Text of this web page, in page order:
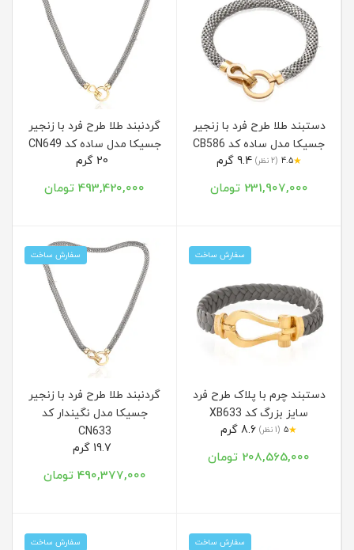
دستبند طلا طرح فرد با زنجیر
جسیکا مدل ساده کد CB586
★
4.5 (2 نظر) 9.4 گرم
231,907,000 تومان
گردنبند طلا طرح فرد با زنجیر
جسیکا مدل ساده کد CN649
493,420,000 تومان
سفارش ساخت
دستبند چرم با پلاک طرح فرد
سایز بزرگ کد XB633
★
5 (1 نظر)
208,565,000 تومان
سفارش ساخت
گردنبند طلا طرح فرد با زنجیر
جسیکا مدل نگیندار کد
CN633
490,377,000 تومان
سفارش ساخت سفارش ساخت